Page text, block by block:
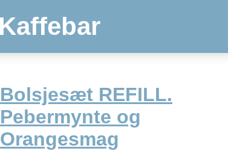
Bolsjesæt REFILL.
Pebermynte og
Orangesmag